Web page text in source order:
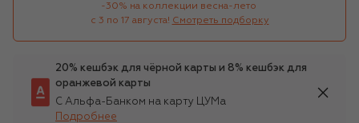
-30% на коллекции весна-лето
с 3 по 17 августа! Смотреть подборку
20% кешбэк для чёрной карты и 8% кешбэк для
оранжевой карты
С Альфа-Банком на карту ЦУМа
Подробнее